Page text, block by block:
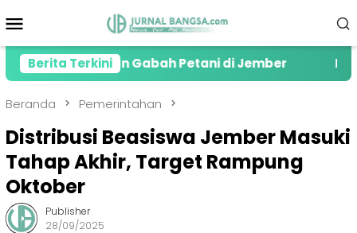
ke
Mobile
Berita Terkini
Gabah Petani di Jember Kolaborasi
Beranda Pemerintahan
Distribusi Beasiswa Jember Masuki
Tahap Akhir, Target Rampung
Oktober
Publisher
28/09/2025